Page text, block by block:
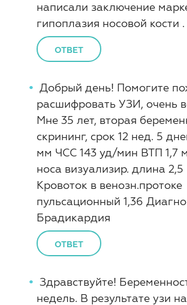
написали заключение
гипоплазия носовой кости .
ОТВЕТ
Добрый день! Помогите
расшифровать УЗИ, очень
Мне 35 лет, вторая
скрининг, срок 12 нед. 5
мм ЧСС 143 уд/мин ВТП 1,7
носа визуализир. длина
Кровоток в венозн.протоке
пульсационный 1,36
Брадикардия
ОТВЕТ
Здравствуйте!
недель. В результате узи